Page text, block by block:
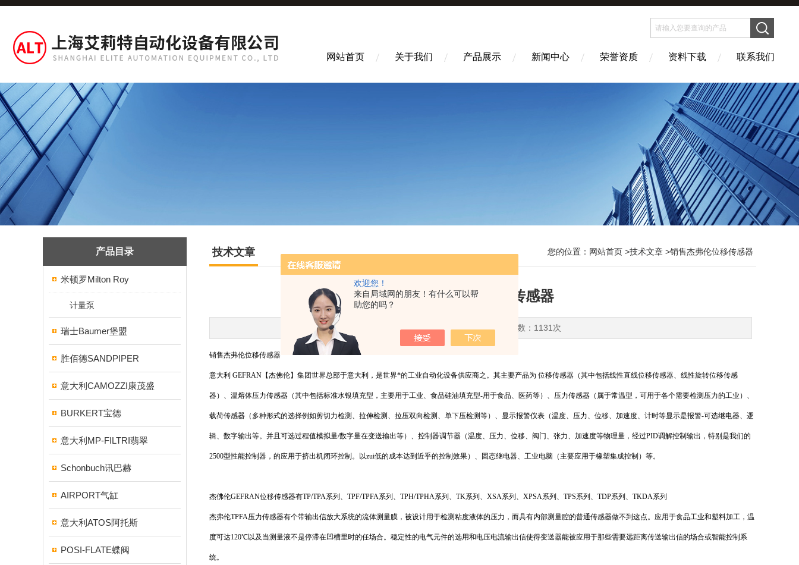
欢迎您！
来自局域网的朋友！有什么可以帮
助您的吗？
网站首页 关于我们 产品展示 新闻中心 荣誉资质 资料下载 联系我们
产品目录
米顿罗Milton Roy
计量泵
瑞士Baumer堡盟
胜佰德SANDPIPER
意大利CAMOZZI康茂盛
BURKERT宝德
意大利MP-FILTRI翡翠
Schonbuch讯巴赫
AIRPORT气缸
意大利ATOS阿托斯
POSI-FLATE蝶阀
技术文章 您的位置： 网站首页 >技术文章 >销售杰弗伦位移传感器
销售杰弗伦位移传感器
更新时间：2017-06-08 点击次数：1131次
销售杰弗伦位移传感器
意大利 GEFRAN【杰佛伦】集团世界总部于意大利，是世界*的工业自动化设备供应商之。其主要产品为 位移传感器（其中包括线性直线位移传感器、线性旋转位移传感
器）、温熔体压力传感器（其中包括标准水银填充型，主要用于工业、食品硅油填充型-用于食品、医药等）、压力传感器（属于常温型，可用于各个需要检测压力的工业）、
载荷传感器（多种形式的选择例如剪切力检测、拉伸检测、拉压双向检测、单下压检测等）、显示报警仪表（温度、压力、位移、加速度、计时等显示是报警-可选继电器、逻
辑、数字输出等。并且可选过程值模拟量/数字量在变送输出等）、控制器调节器（温度、压力、位移、阀门、张力、加速度等物理量，经过PID调解控制输出，特别是我们的
2500型性能控制器，的应用于挤出机闭环控制。以zui低的成本达到近乎的控制效果）、固态继电器、工业电脑（主要应用于橡塑集成控制）等。
杰佛伦GEFRAN位移传感器有TP/TPA系列、TPF/TPFA系列、TPH/TPHA系列、TK系列、XSA系列、XPSA系列、TPS系列、TDP系列、TKDA系列
杰弗伦TPFA压力传感器有个带输出信放大系统的流体测量膜，被设计用于检测粘度液体的压力，而具有内部测量腔的普通传感器做不到这点。应用于食品工业和塑料加工，温
度可达120℃以及当测量液不是停滞在凹槽里时的任场合。稳定性的电气元件的选用和电压电流输出信使得变送器能被应用于那些需要远距离传送输出信的场合或智能控制系
统。